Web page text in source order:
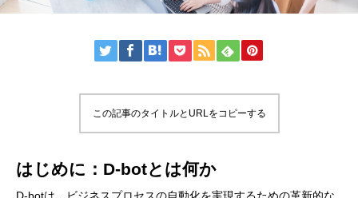
この記事のタイトルとURLをコピーする
はじめに：D-botとは何か